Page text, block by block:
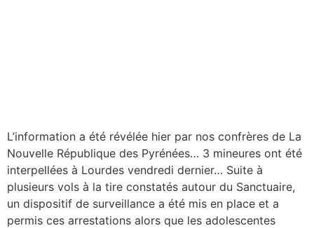
L’information a été révélée hier par nos confrères de La
Nouvelle République des Pyrénées… 3 mineures ont été
interpellées à Lourdes vendredi dernier… Suite à
plusieurs vols à la tire constatés autour du Sanctuaire,
un dispositif de surveillance a été mis en place et a
permis ces arrestations alors que les adolescentes